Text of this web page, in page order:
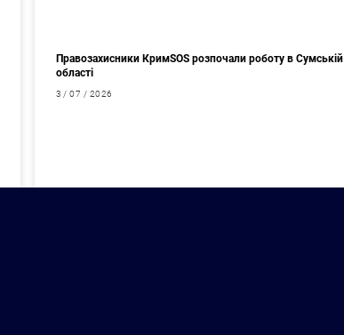
Правозахисники КримSOS розпочали роботу в Сумській
області
3 / 07 / 2026